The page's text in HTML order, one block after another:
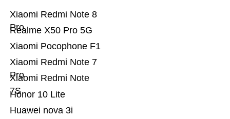
Huawei nova 3i
Honor 10 Lite
Xiaomi Redmi Note
7S
Xiaomi Redmi Note 7
Pro
Xiaomi Pocophone F1
Realme X50 Pro 5G
Xiaomi Redmi Note 8
Pro